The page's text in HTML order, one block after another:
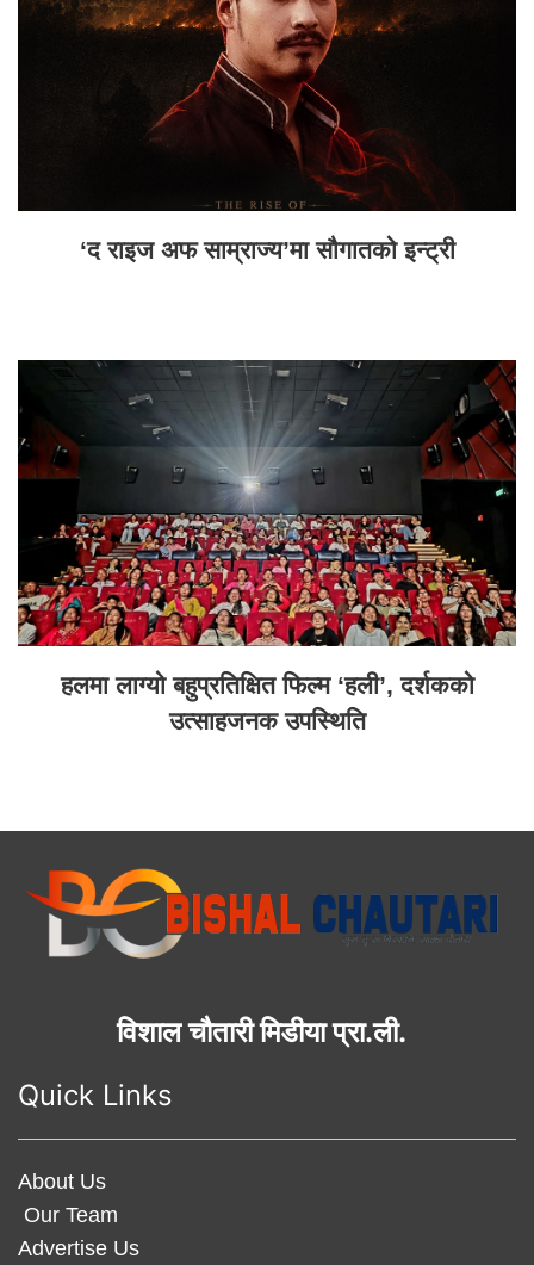
‘द राइज अफ साम्राज्य’मा सौगातको इन्ट्री
हलमा लाग्यो बहुप्रतिक्षित फिल्म ‘हली’, दर्शकको
उत्साहजनक उपस्थिति
विशाल चौतारी मिडीया प्रा.ली.
Quick Links
About Us
Our Team
Advertise Us